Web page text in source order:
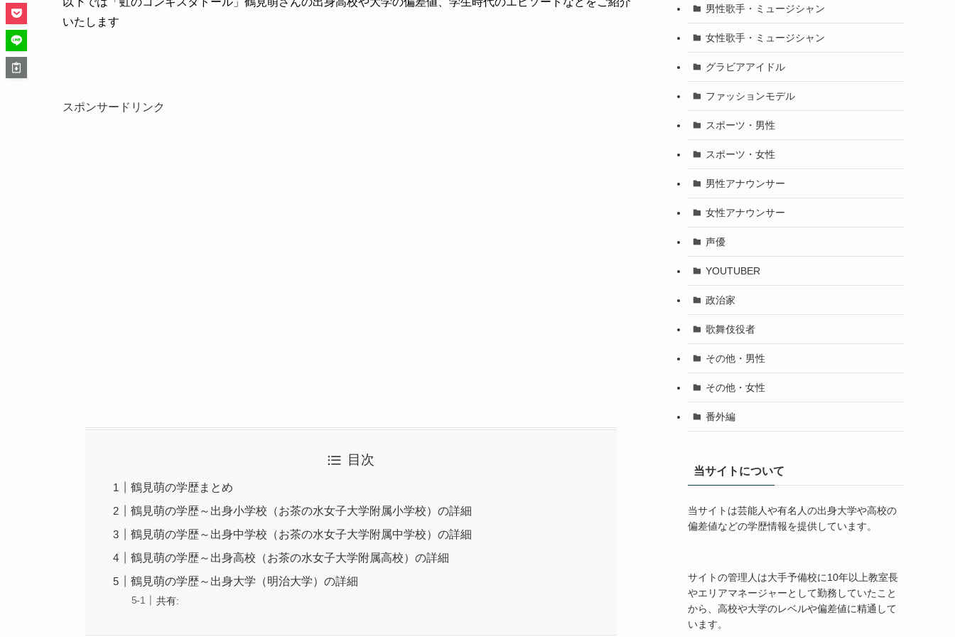
いたします
スポンサードリンク
目次
鶴見萌の学歴まとめ
鶴見萌の学歴～出身小学校（お茶の水女子大学附属小学校）の詳細
鶴見萌の学歴～出身中学校（お茶の水女子大学附属中学校）の詳細
鶴見萌の学歴～出身高校（お茶の水女子大学附属高校）の詳細
鶴見萌の学歴～出身大学（明治大学）の詳細
共有:
男性歌手・ミュージシャン
女性歌手・ミュージシャン
グラビアアイドル
ファッションモデル
スポーツ・男性
スポーツ・女性
男性アナウンサー
女性アナウンサー
声優
YOUTUBER
政治家
歌舞伎役者
その他・男性
その他・女性
番外編
当サイトについて
当サイトは芸能人や有名人の出身大学や高校の
偏差値などの学歴情報を提供しています。
サイトの管理人は大手予備校に10年以上教室長
やエリアマネージャーとして勤務していたこと
から、高校や大学のレベルや偏差値に精通して
います。